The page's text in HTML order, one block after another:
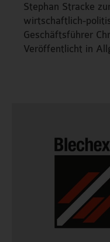
Stephan Stracke
wirtschaftlich-
Geschäftsführer
Veröffentlicht in